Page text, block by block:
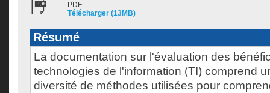
PDF
Télécharger (13MB)
Résumé
La documentation sur l'évaluation des
technologies de l'information (TI) comprend
diversité de méthodes utilisées pour